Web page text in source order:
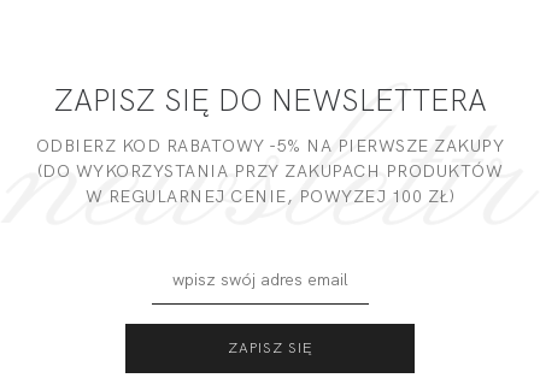
ZAPISZ SIĘ DO NEWSLETTERA
ODBIERZ KOD RABATOWY -5% NA PIERWSZE ZAKUPY
(DO WYKORZYSTANIA PRZY ZAKUPACH PRODUKTÓW
W REGULARNEJ CENIE, POWYZEJ 100 ZŁ)